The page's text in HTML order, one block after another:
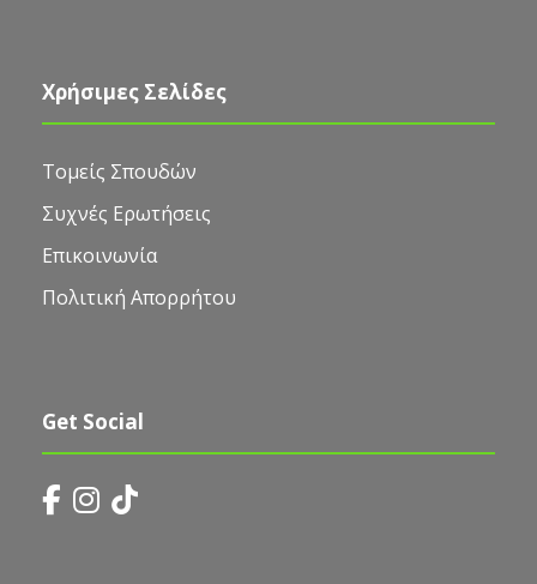
Χρήσιμες Σελίδες
Τομείς Σπουδών
Συχνές Ερωτήσεις
Επικοινωνία
Πολιτική Απορρήτου
Get Social